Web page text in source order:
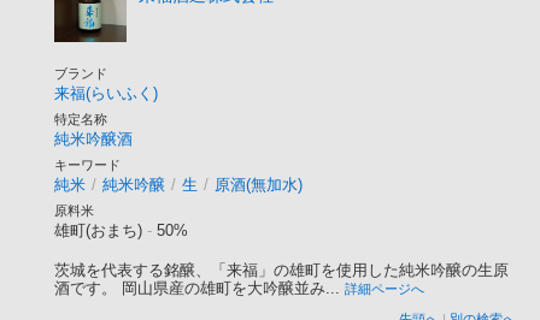
ブランド
来福(らいふく)
特定名称
純米吟醸酒
キーワード
純米 / 純米吟醸 / 生 / 原酒(無加水)
原料米
雄町(おまち) - 50%
茨城を代表する銘醸、「来福」の雄町を使用した純米吟醸の生原
酒です。 岡山県産の雄町を大吟醸並み... 詳細ページへ